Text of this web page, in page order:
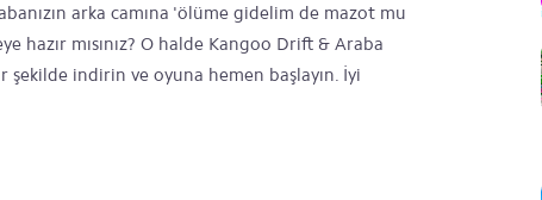
arka camına 'ölüme gidelim de mazot mu
hazır mısınız? O halde Kangoo Drift & Araba
şekilde indirin ve oyuna hemen başlayın. İyi